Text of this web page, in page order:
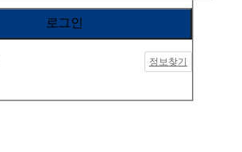
로그인
정보찾기